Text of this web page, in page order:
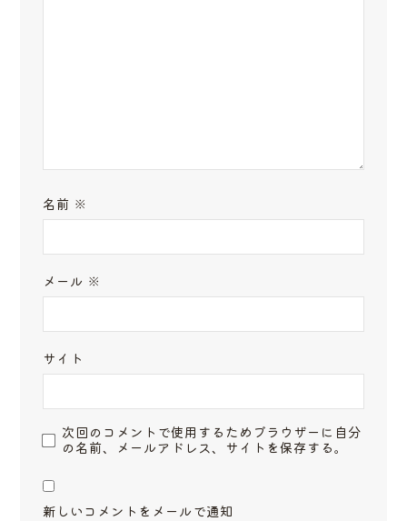
名前 ※
メール ※
サイト
次回のコメントで使用するためブラウザーに自分
の名前、メールアドレス、サイトを保存する。
新しいコメントをメールで通知